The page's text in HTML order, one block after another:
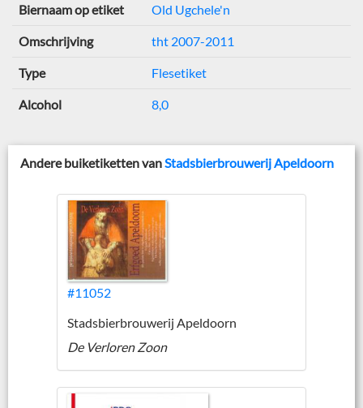
Biernaam op etiket Old Ugchele'n
Omschrijving tht 2007-2011
Type Flesetiket
Alcohol 8,0
Andere buiketiketten vanStadsbierbrouwerij Apeldoorn
#11052
Stadsbierbrouwerij Apeldoorn
De Verloren Zoon